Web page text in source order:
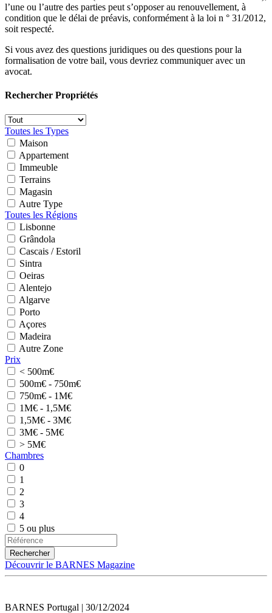
l’une ou l’autre des parties peut s’opposer au renouvellement, à
condition que le délai de préavis, conformément à la loi n ° 31/2012,
soit respecté.
Si vous avez des questions juridiques ou des questions pour la
formalisation de votre bail, vous devriez communiquer avec un
avocat.
Rechercher Propriétés
Toutes les Types
Maison
Appartement
Immeuble
Terrains
Magasin
Autre Type
Toutes les Régions
Lisbonne
Grândola
Cascais / Estoril
Sintra
Oeiras
Alentejo
Algarve
Porto
Açores
Madeira
Autre Zone
Prix
< 500m€
500m€ - 750m€
750m€ - 1M€
1M€ - 1,5M€
1,5M€ - 3M€
3M€ - 5M€
> 5M€
Chambres
0
1
2
3
4
5 ou plus
Découvrir le BARNES Magazine
BARNES Portugal | 30/12/2024